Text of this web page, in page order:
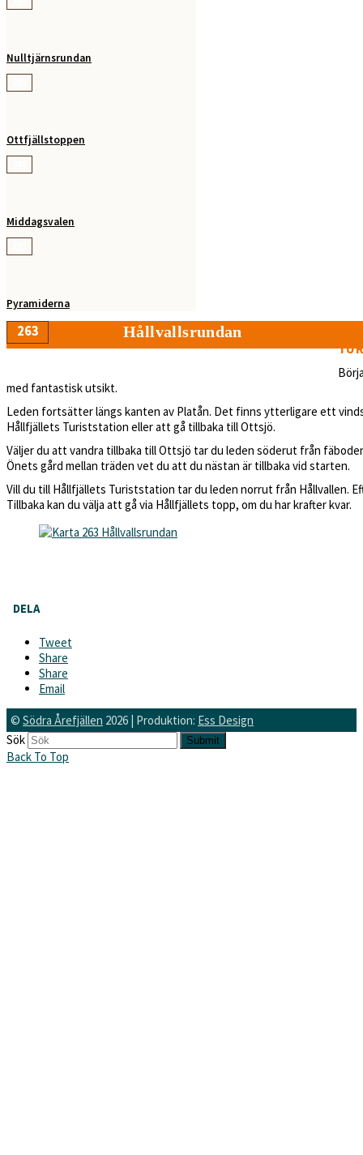
Nulltjärnsrundan
Ottfjällstoppen
Middagsvalen
Pyramiderna
263 Hållvallsrundan
med fantastisk utsikt.
Leden fortsätter längs kanten av Platån. Det finns ytterligare ett
Hållfjällets Turiststation eller att gå tillbaka till Ottsjö.
Väljer du att vandra tillbaka till Ottsjö tar du leden söderut från
Önets gård mellan träden vet du att du nästan är tillbaka vid starten.
Vill du till Hållfjällets Turiststation tar du leden norrut från Hållvallen.
Tillbaka kan du välja att gå via Hållfjällets topp, om du har krafter kvar.
DELA
Tweet
Share
Share
Email
© Södra Årefjällen 2026 | Produktion: Ess Design
Sök
Submit
Back To Top